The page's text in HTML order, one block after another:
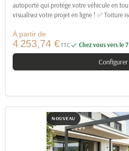
autoporté qui protège votre véhicule en
visualisez votre projet en ligne ! ✅ Toiture
À partir de
4 253,74 €TTC Chez vous vers le
Configurer
NOUVEAU